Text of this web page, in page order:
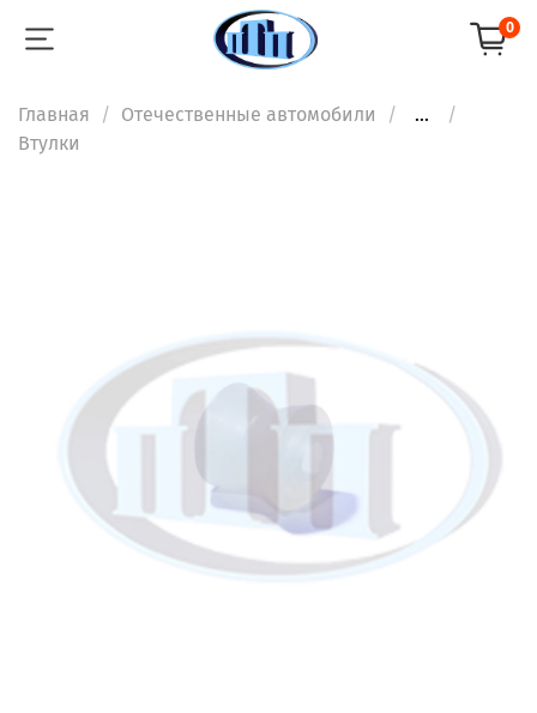
0
Главная Отечественные автомобили
...
Втулки